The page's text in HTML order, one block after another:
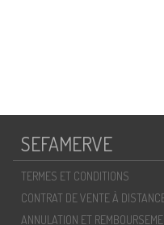
SEFAMERVE
TERMES ET CONDITIONS
CONTRAT DE VENTE À
ANNULATION ET